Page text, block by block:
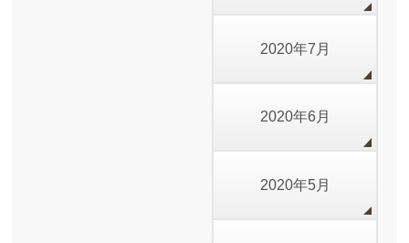
2020年7月
2020年6月
2020年5月